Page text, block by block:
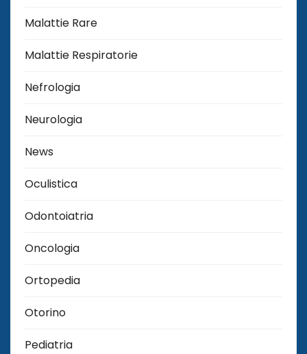
Malattie Rare
Malattie Respiratorie
Nefrologia
Neurologia
News
Oculistica
Odontoiatria
Oncologia
Ortopedia
Otorino
Pediatria